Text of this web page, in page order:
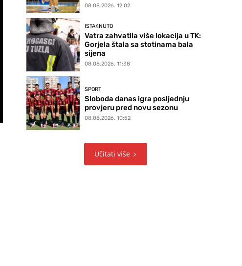
08.08.2026. 12:02
ISTAKNUTO
Vatra zahvatila više lokacija u TK:
Gorjela štala sa stotinama bala
sijena
08.08.2026. 11:38
SPORT
Sloboda danas igra posljednju
provjeru pred novu sezonu
08.08.2026. 10:52
Učitati više